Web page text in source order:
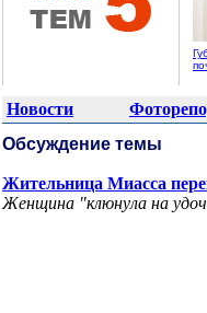
Новости
Обсуждение темы
Жительница Миасса
Женщина "клюнула на